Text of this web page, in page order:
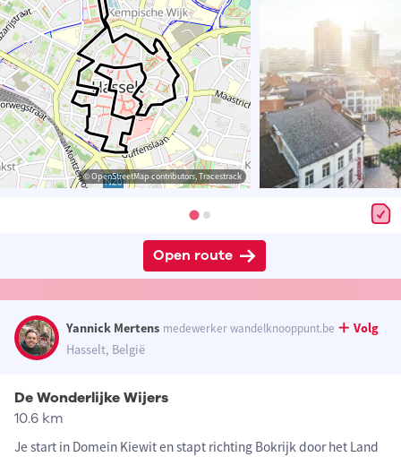
© OpenStreetMap contributors, Tracestrack
Open route
Yannick Mertens medewerker wandelknooppunt.be
Volg
Hasselt, België
De Wonderlijke Wijers
10.6 km
Je start in Domein Kiewit en stapt richting Bokrijk door het Land